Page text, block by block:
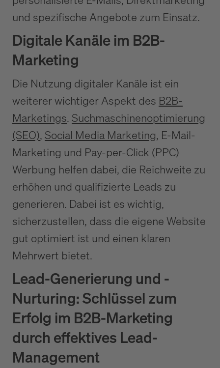
und spezifische Angebote zum Einsatz.
Digitale Kanäle im B2B-
Marketing
Die Nutzung digitaler Kanäle ist ein
weiterer wichtiger Aspekt des B2B-
Marketings. Suchmaschinenoptimierung
(SEO), Social Media Marketing, E-Mail-
Marketing und Pay-per-Click (PPC)
Werbung helfen dabei, die Reichweite zu
erhöhen und qualifizierte Leads zu
generieren. Dabei ist es wichtig,
sicherzustellen, dass die eigene Website
gut optimiert ist und einen klaren
Mehrwert bietet.
Lead-Generierung und -
Nurturing: Schlüssel zum
Erfolg im B2B-Marketing
durch effektives Lead-
Management